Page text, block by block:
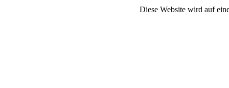
Diese Website wird auf